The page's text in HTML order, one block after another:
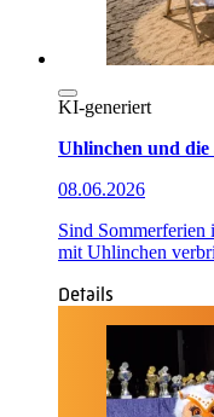
KI-generiert
Uhlinchen und die
08.06.2026
Sind
mit Uhlinchen
Details